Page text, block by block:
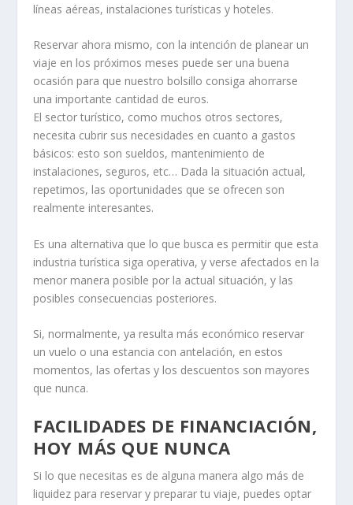
líneas aéreas, instalaciones turísticas y hoteles.
Reservar ahora mismo, con la intención de planear un
viaje en los próximos meses puede ser una buena
ocasión para que nuestro bolsillo consiga ahorrarse
una importante cantidad de euros.
El sector turístico, como muchos otros sectores,
necesita cubrir sus necesidades en cuanto a gastos
básicos: esto son sueldos, mantenimiento de
instalaciones, seguros, etc… Dada la situación actual,
repetimos, las oportunidades que se ofrecen son
realmente interesantes.
Es una alternativa que lo que busca es permitir que esta
industria turística siga operativa, y verse afectados en la
menor manera posible por la actual situación, y las
posibles consecuencias posteriores.
Si, normalmente, ya resulta más económico reservar
un vuelo o una estancia con antelación, en estos
momentos, las ofertas y los descuentos son mayores
que nunca.
FACILIDADES DE FINANCIACIÓN,
HOY MÁS QUE NUNCA
Si lo que necesitas es de alguna manera algo más de
liquidez para reservar y preparar tu viaje, puedes optar